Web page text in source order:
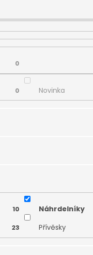
0
0 Novinka
10 Náhrdelníky
23 Přívěsky